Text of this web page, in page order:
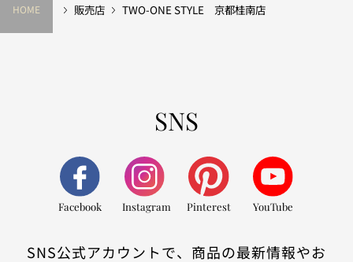
HOME 販売店 TWO-ONE STYLE 京都桂南店
SNS
Facebook Instagram Pinterest YouTube
SNS公式アカウントで、商品の最新情報やお